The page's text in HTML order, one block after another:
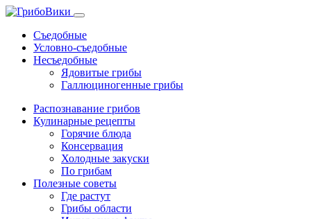
Съедобные
Условно-съедобные
Несъедобные
Ядовитые грибы
Галлюциногенные грибы
Распознавание грибов
Кулинарные рецепты
Горячие блюда
Консервация
Холодные закуски
По грибам
Полезные советы
Где растут
Грибы области